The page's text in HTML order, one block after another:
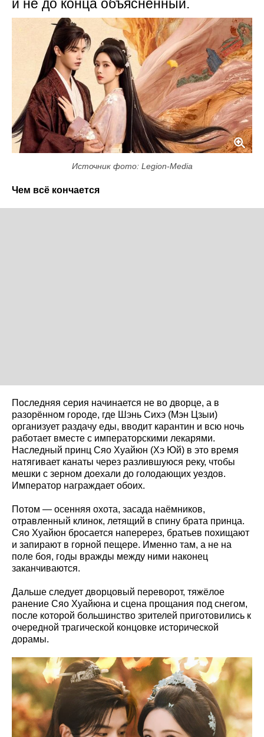
и не до конца объяснённый.
Источник фото: Legion-Media
Чем всё кончается
Последняя серия начинается не во дворце, а в
разорённом городе, где Шэнь Сихэ (Мэн Цзыи)
организует раздачу еды, вводит карантин и всю ночь
работает вместе с императорскими лекарями.
Наследный принц Сяо Хуайюн (Хэ Юй) в это время
натягивает канаты через разлившуюся реку, чтобы
мешки с зерном доехали до голодающих уездов.
Император награждает обоих.
Потом — осенняя охота, засада наёмников,
отравленный клинок, летящий в спину брата принца.
Сяо Хуайюн бросается наперерез, братьев похищают
и запирают в горной пещере. Именно там, а не на
поле боя, годы вражды между ними наконец
заканчиваются.
Дальше следует дворцовый переворот, тяжёлое
ранение Сяо Хуайюна и сцена прощания под снегом,
после которой большинство зрителей приготовились к
очередной трагической концовке исторической
дорамы.